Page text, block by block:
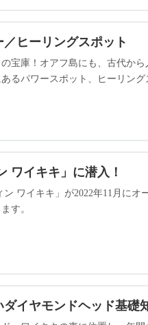
ヒーリングスポット
宝庫！オアフ島にも、古代か
るパワースポット、ヒーリング
ワイキキ」に潜入！
ワイキキ」が2022年11月に
す。
イヤモンドヘッド基礎